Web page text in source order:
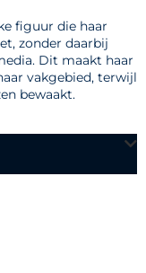
figuur die haar
zonder daarbij
Dit maakt haar
vakgebied, terwijl
bewaakt.